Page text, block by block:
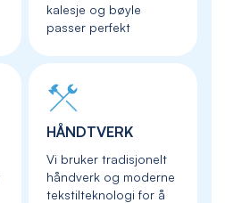
kalesje og bøyle
passer perfekt
HÅNDTVERK
Vi bruker tradisjonelt
håndverk og moderne
tekstilteknologi for å